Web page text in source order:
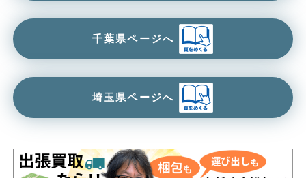
千葉県ページへ
埼玉県ページへ